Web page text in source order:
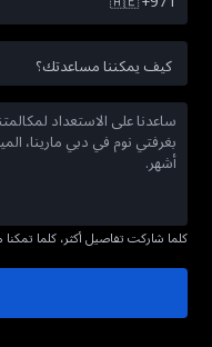
كلما شاركت تفاصيل أكثر، كلما